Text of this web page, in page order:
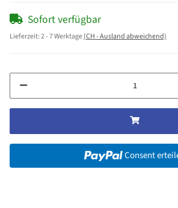
Sofort verfügbar
Lieferzeit:2 - 7 Werktage(CH - Ausland abweichend)
Consent